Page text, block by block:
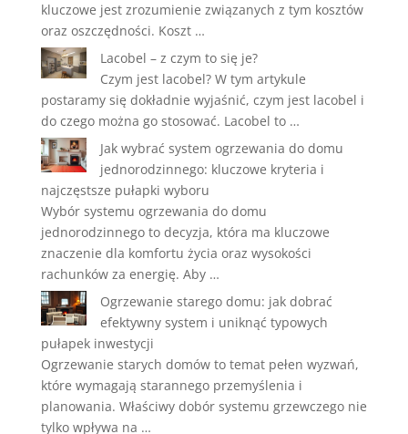
kluczowe jest zrozumienie związanych z tym kosztów
oraz oszczędności. Koszt …
Lacobel – z czym to się je?
Czym jest lacobel? W tym artykule
postaramy się dokładnie wyjaśnić, czym jest lacobel i
do czego można go stosować. Lacobel to …
Jak wybrać system ogrzewania do domu
jednorodzinnego: kluczowe kryteria i
najczęstsze pułapki wyboru
Wybór systemu ogrzewania do domu
jednorodzinnego to decyzja, która ma kluczowe
znaczenie dla komfortu życia oraz wysokości
rachunków za energię. Aby …
Ogrzewanie starego domu: jak dobrać
efektywny system i uniknąć typowych
pułapek inwestycji
Ogrzewanie starych domów to temat pełen wyzwań,
które wymagają starannego przemyślenia i
planowania. Właściwy dobór systemu grzewczego nie
tylko wpływa na …